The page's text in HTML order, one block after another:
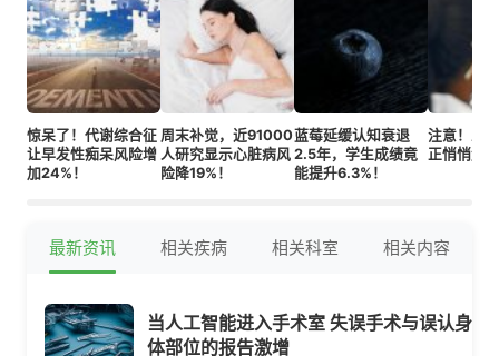
惊呆了！代谢综合征
让早发性痴呆风险增
加24%！
周末补觉，近91000
人研究显示心脏病风
险降19%！
蓝莓延缓认知衰退
2.5年，学生成绩竟
能提升6.3%！
注意！五
正悄悄危
最新资讯 相关疾病 相关科室 相关内容
当人工智能进入手术室 失误手术与误认身
体部位的报告激增